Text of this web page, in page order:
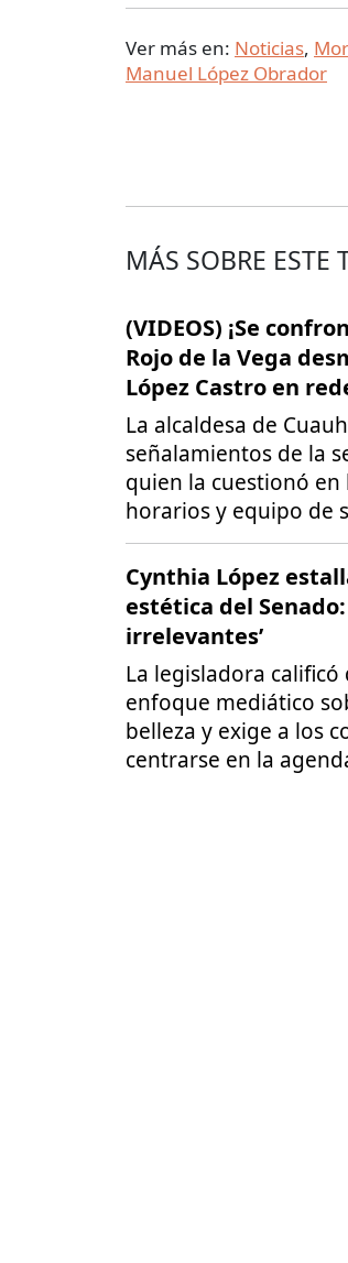
Ver más en: Noticias,
Manuel López Obrador
MÁS SOBRE ESTE
(VIDEOS) ¡Se
Rojo de la Vega
López Castro en
La alcaldesa de
señalamientos de la
quien la cuestionó
horarios y equipo de
Cynthia López
estética del Senado:
irrelevantes’
La legisladora calificó
enfoque mediático
belleza y exige a los
centrarse en la